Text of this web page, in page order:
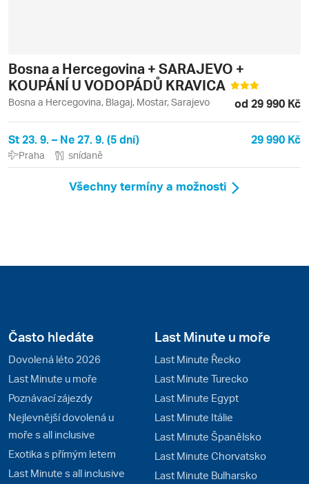
Bosna a Hercegovina + SARAJEVO +
KOUPÁNÍ U VODOPÁDŮ KRAVICA
Bosna a Hercegovina, Blagaj, Mostar, Sarajevo od 29 990 Kč
St 23. 9. – Ne 27. 9. (5 dní) 29 990 Kč
Praha snídaně
Všechny termíny a možnosti
Často hledáte
Dovolená léto 2026
Last Minute u moře
Poznávací zájezdy
Nejlevnější dovolená u
moře s all inclusive
Exotika s přímým letem
Last Minute s all inclusive
Last Minute u moře
Last Minute Řecko
Last Minute Turecko
Last Minute Egypt
Last Minute Itálie
Last Minute Španělsko
Last Minute Chorvatsko
Last Minute Bulharsko